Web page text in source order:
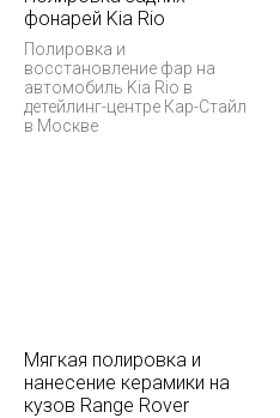
фонарей Kia Rio
Полировка и
восстановление фар на
автомобиль Kia Rio в
детейлинг-центре Кар-Стайл
в Москве
Мягкая полировка и
нанесение керамики на
кузов Range Rover